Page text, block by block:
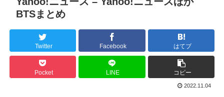
BTSまとめ
Twitter Facebook はてブ
Pocket LINE コピー
2022.11.04